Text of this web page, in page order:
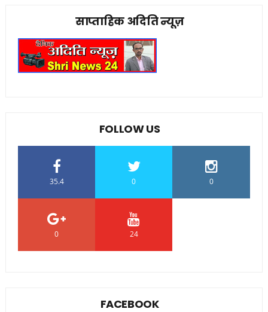
साप्ताहिक अदिति न्यूज़
FOLLOW US
35.4 0 0
0 24
FACEBOOK